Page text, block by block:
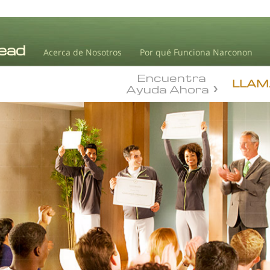
Acerca de Nosotros Por qué Funciona Narconon
Encuentra
Ayuda Ahora